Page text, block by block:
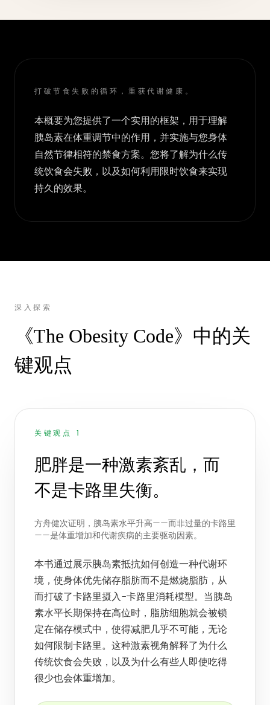
打破节食失败的循环，重获代谢健康。
本概要为您提供了一个实用的框架，用于理解
胰岛素在体重调节中的作用，并实施与您身体
自然节律相符的禁食方案。您将了解为什么传
统饮食会失败，以及如何利用限时饮食来实现
持久的效果。
深入探索
《The Obesity Code》中的关
键观点
关键观点 1
肥胖是一种激素紊乱，而
不是卡路里失衡。
方舟健次证明，胰岛素水平升高——而非过量的卡路里
——是体重增加和代谢疾病的主要驱动因素。
本书通过展示胰岛素抵抗如何创造一种代谢环
境，使身体优先储存脂肪而不是燃烧脂肪，从
而打破了卡路里摄入-卡路里消耗模型。当胰岛
素水平长期保持在高位时，脂肪细胞就会被锁
定在储存模式中，使得减肥几乎不可能，无论
如何限制卡路里。这种激素视角解释了为什么
传统饮食会失败，以及为什么有些人即使吃得
很少也会体重增加。